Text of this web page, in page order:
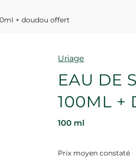
+ doudou offert
Marque
Uriage
EAU DE
100ML +
100 ml
Prix moyen constaté